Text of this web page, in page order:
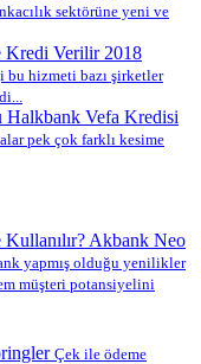
sektörüne yeni ve
Kredi Verilir 2018
bu hizmeti bazı şirketler
Halkbank Vefa Kredisi
pek çok farklı kesime
Akbank Neo
yapmış olduğu yenilikler
müşteri potansiyelini
Çek ile ödeme